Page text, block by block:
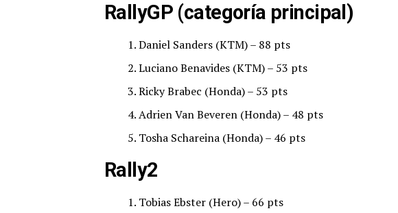
RallyGP (categoría principal)
Daniel Sanders (KTM) – 88 pts
Luciano Benavides (KTM) – 53 pts
Ricky Brabec (Honda) – 53 pts
Adrien Van Beveren (Honda) – 48 pts
Tosha Schareina (Honda) – 46 pts
Rally2
Tobias Ebster (Hero) – 66 pts